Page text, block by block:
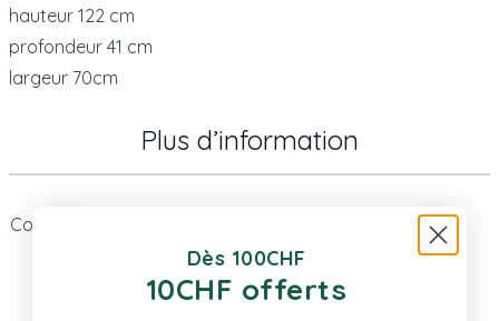
hauteur 122 cm
profondeur 41 cm
largeur 70cm
Plus d’information
Code Article
Même Catégorie
Dès 100CHF
10CHF offerts